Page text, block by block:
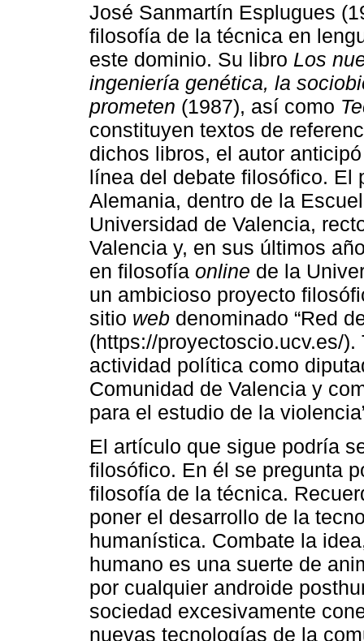
José Sanmartín Esplugues
filosofía de la técnica en
este dominio. Su libro Los
ingeniería genética, la
prometen (1987), así como
constituyen textos de
dichos libros, el autor
línea del debate filosófico. El
Alemania, dentro de la
Universidad de Valencia,
Valencia y, en sus últimos
en filosofía online de la
un ambicioso proyecto
sitio web denominado “Red
(https://proyectoscio.ucv.es/
actividad política como
Comunidad de Valencia y
para el estudio de la
El artículo que sigue podría
filosófico. En él se pregunta
filosofía de la técnica.
poner el desarrollo de la
humanística. Combate la
humano es una suerte de
por cualquier androide
sociedad excesivamente
nuevas tecnologías de la